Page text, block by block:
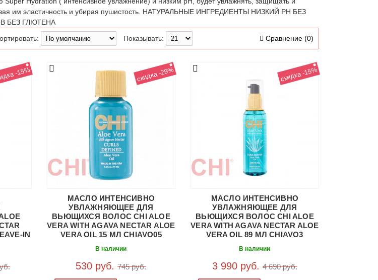
им эластичность и убирая пушистость. НАТУРАЛЬНЫЕ ИНГРЕДИЕНТЫ НИЗКИЙ PH БЕЗ
БЕЗ ГЛЮТЕНА
Показывать: Сравнение (0)
-15%
IN
скидка -29%
МАСЛО ИНТЕНСИВНО
УВЛАЖНЯЮЩЕЕ ДЛЯ
ВЬЮЩИХСЯ ВОЛОС CHI ALOE
VERA WITH AGAVA NECTAR ALOE
VERA OIL 15 МЛ CHIAVO05
В наличии
530 руб. 745 руб.
скидка -15%
МАСЛО ИНТЕНСИВНО
УВЛАЖНЯЮЩЕЕ ДЛЯ
ВЬЮЩИХСЯ ВОЛОС CHI ALOE
VERA WITH AGAVA NECTAR ALOE
VERA OIL 89 МЛ CHIAVO3
В наличии
3 990 руб. 4 690 руб.